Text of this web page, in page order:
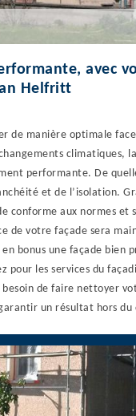
avec
Helfritt
de manière optimale
climatiques,
performante. De
et de l’isolation.
conforme aux normes et
de votre façade sera
bonus une façade bien
pour les services du
de faire nettoyer
un résultat hors du